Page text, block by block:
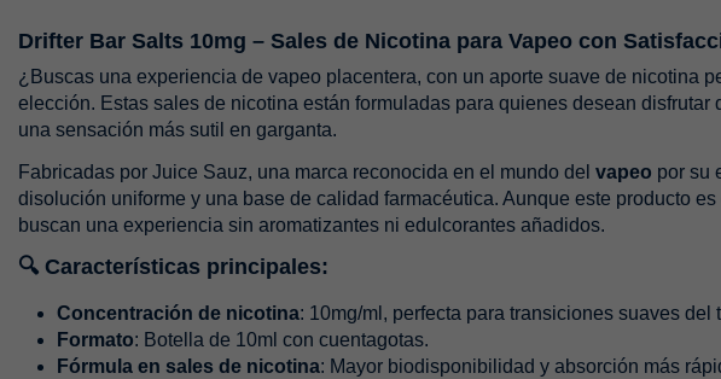
Drifter Bar Salts 10mg – Sales de Nicotina para Vapeo con
¿Buscas una experiencia de vapeo placentera, con un aporte suave de nicotina
elección. Estas sales de nicotina están formuladas para quienes desean
una sensación más sutil en garganta.
Fabricadas por Juice Sauz, una marca reconocida en el mundo del vapeo por su
disolución uniforme y una base de calidad farmacéutica. Aunque este producto
buscan una experiencia sin aromatizantes ni edulcorantes añadidos.
🔍 Características principales:
Concentración de nicotina: 10mg/ml, perfecta para transiciones suaves del
Formato: Botella de 10ml con cuentagotas.
Fórmula en sales de nicotina: Mayor biodisponibilidad y absorción más